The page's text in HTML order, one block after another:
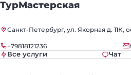
ТурМастерская
Санкт-Петербург, ул. Якорная д. 11К,
+79818121236
Все услуги Чат